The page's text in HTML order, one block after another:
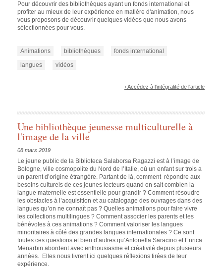
Pour découvrir des bibliothèques ayant un fonds international et
profiter au mieux de leur expérience en matière d'animation, nous
vous proposons de découvrir quelques vidéos que nous avons
sélectionnées pour vous.
Animations bibliothèques
fonds international
langues
vidéos
› Accédez à l'intégralité de l'article
Une bibliothèque jeunesse multiculturelle à
l'image de la ville
08 mars 2019
Le jeune public de la Biblioteca Salaborsa Ragazzi est à l’image de
Bologne, ville cosmopolite du Nord de l’Italie, où un enfant sur trois a
un parent d’origine étrangère. Partant de là, comment répondre aux
besoins culturels de ces jeunes lecteurs quand on sait combien la
langue maternelle est essentielle pour grandir ? Comment résoudre
les obstacles à l’acquisition et au catalogage des ouvrages dans des
langues qu’on ne connaît pas ? Quelles animations pour faire vivre
les collections multilingues ? Comment associer les parents et les
bénévoles à ces animations ? Comment valoriser les langues
minoritaires à côté des grandes langues internationales ? Ce sont
toutes ces questions et bien d’autres qu’Antonella Saracino et Enrica
Menarbin abordent avec enthousiasme et créativité depuis plusieurs
années. Elles nous livrent ici quelques réflexions tirées de leur
expérience.